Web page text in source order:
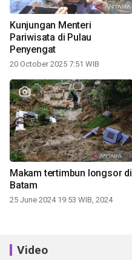
Kunjungan Menteri
Pariwisata di Pulau
Penyengat
20 October 2025 7:51 WIB
Makam tertimbun longsor di
Batam
25 June 2024 19:53 WIB, 2024
Video